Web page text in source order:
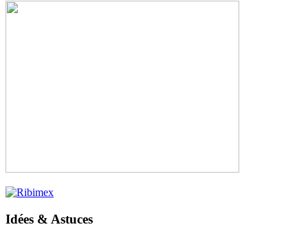
Idées & Astuces